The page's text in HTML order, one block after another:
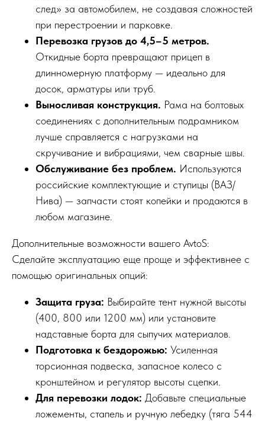
след» за автомобилем, не создавая сложностей
при перестроении и парковке.
Перевозка грузов до 4,5–5 метров.
Откидные борта превращают прицеп в
длинномерную платформу — идеально для
досок, арматуры или труб.
Выносливая конструкция. Рама на болтовых
соединениях с дополнительным подрамником
лучше справляется с нагрузками на
скручивание и вибрациями, чем сварные швы.
Обслуживание без проблем. Используются
российские комплектующие и ступицы (ВАЗ/
Нива) — запчасти стоят копейки и продаются в
любом магазине.
Дополнительные возможности вашего AvtoS:
Сделайте эксплуатацию еще проще и эффективнее с
помощью оригинальных опций:
Защита груза: Выбирайте тент нужной высоты
(400, 800 или 1200 мм) или установите
надставные борта для сыпучих материалов.
Подготовка к бездорожью: Усиленная
торсионная подвеска, запасное колесо с
кронштейном и регулятор высоты сцепки.
Для перевозки лодок: Добавьте специальные
ложементы, стапель и ручную лебедку (тяга 544